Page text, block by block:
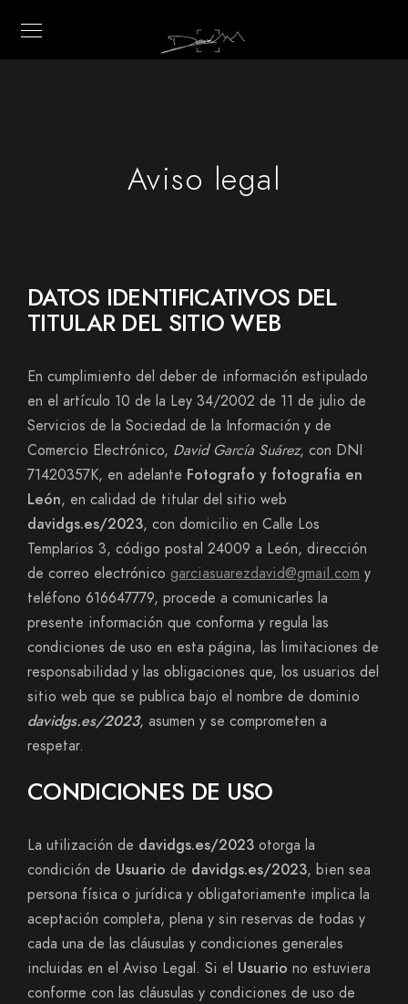
Aviso legal
DATOS IDENTIFICATIVOS DEL
TITULAR DEL SITIO WEB
En cumplimiento del deber de información estipulado
en el artículo 10 de la Ley 34/2002 de 11 de julio de
Servicios de la Sociedad de la Información y de
Comercio Electrónico, David García Suárez, con DNI
71420357K, en adelante Fotografo y fotografia en
León, en calidad de titular del sitio web
davidgs.es/2023, con domicilio en Calle Los
Templarios 3, código postal 24009 a León, dirección
de correo electrónico garciasuarezdavid@gmail.com y
teléfono 616647779, procede a comunicarles la
presente información que conforma y regula las
condiciones de uso en esta página, las limitaciones de
responsabilidad y las obligaciones que, los usuarios del
sitio web que se publica bajo el nombre de dominio
davidgs.es/2023, asumen y se comprometen a
respetar.
CONDICIONES DE USO
La utilización de davidgs.es/2023 otorga la
condición de Usuario de davidgs.es/2023, bien sea
persona física o jurídica y obligatoriamente implica la
aceptación completa, plena y sin reservas de todas y
cada una de las cláusulas y condiciones generales
incluidas en el Aviso Legal. Si el Usuario no estuviera
conforme con las cláusulas y condiciones de uso de